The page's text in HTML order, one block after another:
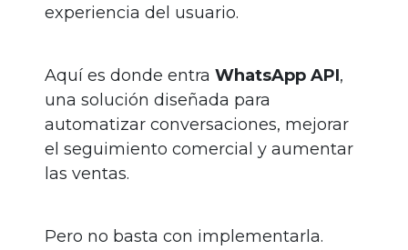
experiencia del usuario.
Aquí es donde entra WhatsApp API,
una solución diseñada para
automatizar conversaciones, mejorar
el seguimiento comercial y aumentar
las ventas.
Pero no basta con implementarla.